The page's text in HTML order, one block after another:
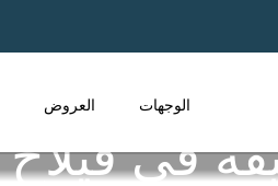
الوجهات العروض
في فيلاخ